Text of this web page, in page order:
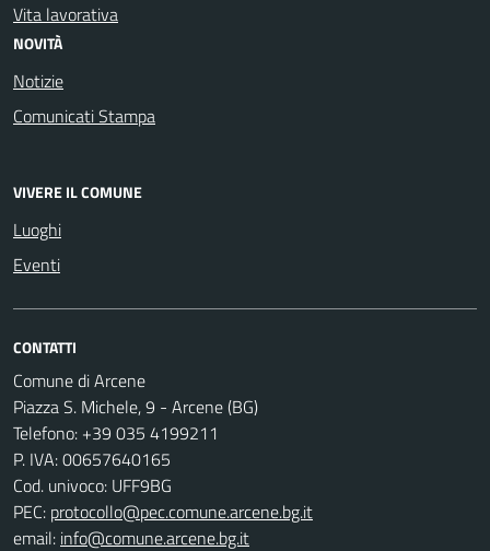
Vita lavorativa
NOVITÀ
Notizie
Comunicati Stampa
VIVERE IL COMUNE
Luoghi
Eventi
CONTATTI
Comune di Arcene
Piazza S. Michele, 9 - Arcene (BG)
Telefono: +39 035 4199211
P. IVA: 00657640165
Cod. univoco: UFF9BG
PEC: protocollo@pec.comune.arcene.bg.it
email: info@comune.arcene.bg.it